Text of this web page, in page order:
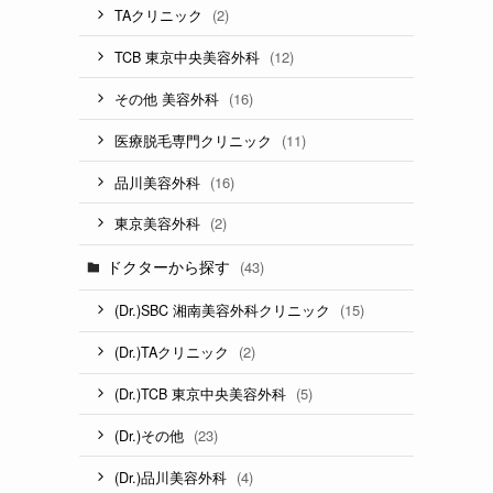
TAクリニック (2)
TCB 東京中央美容外科 (12)
その他 美容外科 (16)
医療脱毛専門クリニック (11)
品川美容外科 (16)
東京美容外科 (2)
ドクターから探す (43)
(Dr.)SBC 湘南美容外科クリニック (15)
(Dr.)TAクリニック (2)
(Dr.)TCB 東京中央美容外科 (5)
(Dr.)その他 (23)
(Dr.)品川美容外科 (4)